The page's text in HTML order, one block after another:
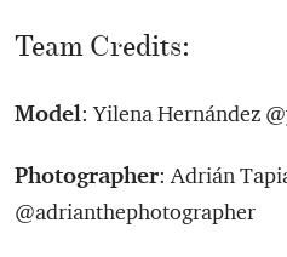
Team Credits:
Model: Yilena Hernández
Photographer: Adrián
@adrianthephotographer